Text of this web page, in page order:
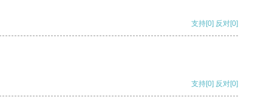
支持[0] 反对[0]
支持[0] 反对[0]